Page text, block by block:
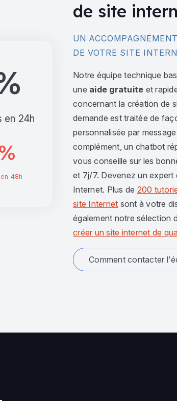
en 24h
48h
de site
UN
DE VOTRE SITE
Notre équipe technique
une aide gratuite et
concernant la création de
demande est traitée de
personnalisée par
complément, un chatbot
vous conseille sur les
et 7j/7. Devenez un expert
Internet. Plus de 200
site Internet sont à votre
également notre sélection
créer un site internet de
Comment contacter